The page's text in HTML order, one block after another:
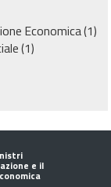
Economica(1)
(1)
e il